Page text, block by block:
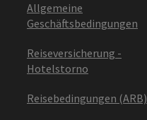
Allgemeine
Geschäftsbedingungen
Reiseversicherung -
Hotelstorno
Reisebedingungen (ARB)